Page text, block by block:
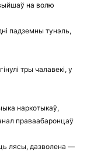
на волю
падземны тунэль,
тры чалавекі, у
наркотыкаў,
праваабаронцаў
лясы, дазволена —